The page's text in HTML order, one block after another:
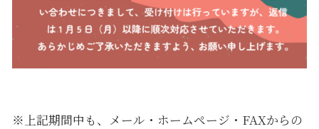
※上記期間中も、メール・ホームページ・FAXからの